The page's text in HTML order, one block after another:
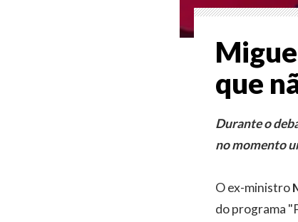
que
Durante o
no momento
O ex-ministro
do programa